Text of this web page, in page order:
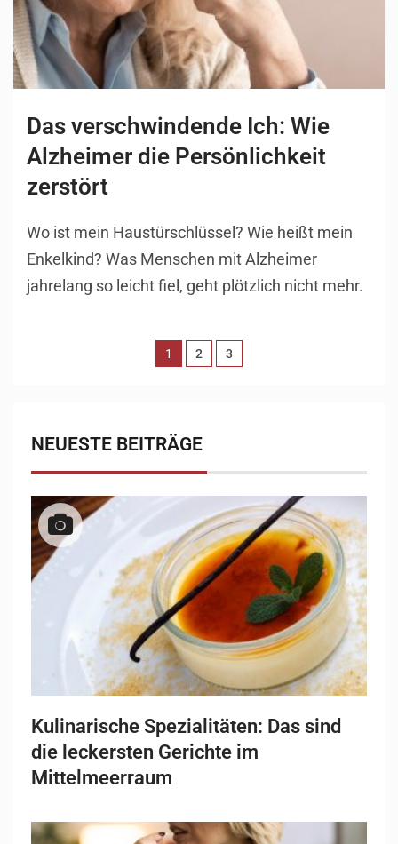
Das verschwindende Ich: Wie
Alzheimer die Persönlichkeit
zerstört
Wo ist mein Haustürschlüssel? Wie heißt mein
Enkelkind? Was Menschen mit Alzheimer
jahrelang so leicht fiel, geht plötzlich nicht mehr.
1 2 3
NEUESTE BEITRÄGE
Kulinarische Spezialitäten: Das sind
die leckersten Gerichte im
Mittelmeerraum